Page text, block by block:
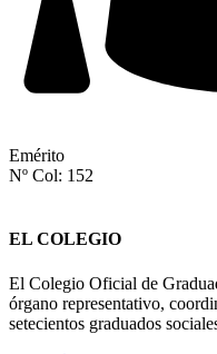
Emérito
Nº Col: 152
EL COLEGIO
El Colegio Oficial de
órgano representativo,
setecientos graduados